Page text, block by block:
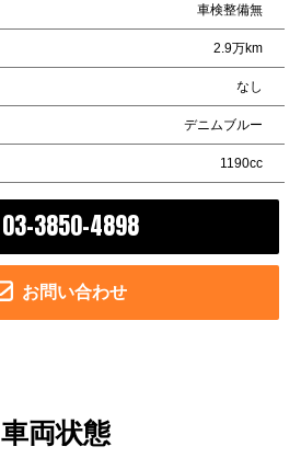
車検整備無
2.9万km
なし
デニムブルー
1190cc
03-3850-4898
お問い合わせ
車両状態